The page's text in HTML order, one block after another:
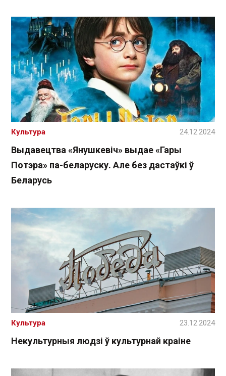
Выдавецтва «Янушкевіч» выдае «Гары
Потэра» па-беларуску. Але без дастаўкі ў
Беларусь
Культура 24.12.2024
Некультурныя людзі ў культурнай краіне
Культура 23.12.2024